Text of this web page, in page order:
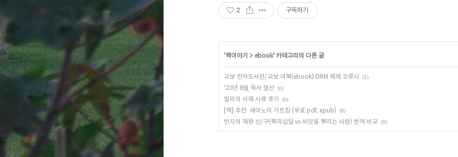
2 구독하기
'책이야기 > ebook' 카테고리의 다른 글
교보 전자도서관/교보 이북(ebook) DRM 해제 오류시 (1)
'23년 8월 독서 결산 (0)
밀리의 서재 사용 후기 (0)
[책] 추천: 세이노의 가르침 (무료 pdf, epub) (0)
반지의 제왕 신/구(북이십일 vs 씨앗을 뿌리는 사람) 번역 비교 (0)